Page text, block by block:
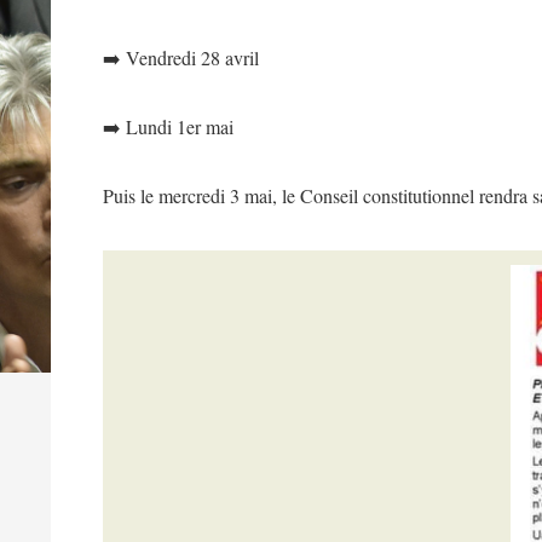
➡️ Vendredi 28 avril
➡️ Lundi 1er mai
Puis le mercredi 3 mai, le Conseil constitutionnel rendra